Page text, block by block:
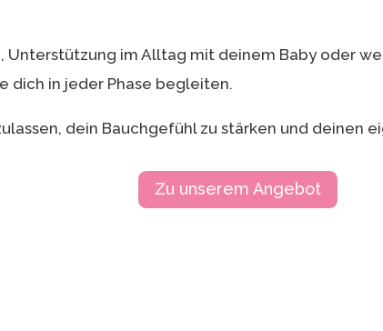
im Alltag mit deinem Baby oder
dich in jeder Phase begleiten.
dein Bauchgefühl zu stärken und deinen
Zu unserem Angebot